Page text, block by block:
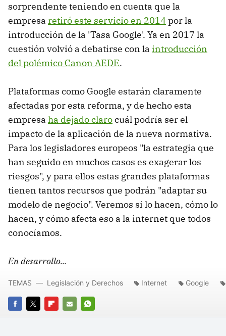
sorprendente teniendo en cuenta que la
empresa retiró este servicio en 2014 por la
introducción de la 'Tasa Google'. Ya en 2017 la
cuestión volvió a debatirse con la introducción
del polémico Canon AEDE.
Plataformas como Google estarán claramente
afectadas por esta reforma, y de hecho esta
empresa ha dejado clarocuál podría ser el
impacto de la aplicación de la nueva normativa.
Para los legisladores europeos "la estrategia que
han seguido en muchos casos es exagerar los
riesgos", y para ellos estas grandes plataformas
tienen tantos recursos que podrán "adaptar su
modelo de negocio". Veremos si lo hacen, cómo lo
hacen, y cómo afecta eso a la internet que todos
conocíamos.
En desarrollo...
FACEBOOK
TWITTERFLIPBOARD
E-
WHATSAPP
TEMAS Legislación y Derechos Internet Google